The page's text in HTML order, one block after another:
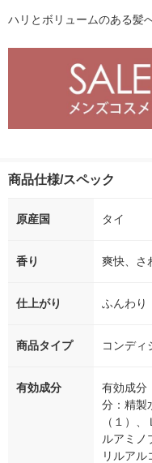
ハリとボリュームのある髪
商品仕様/スペック
原産国 タイ
香り 爽快、さ
仕上がり ふんわり
商品タイプ コンディ
有効成分
有効成分
分：精製
（１）
ルアミノ
リルアル